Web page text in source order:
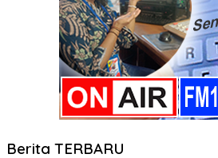
Berita TERBARU